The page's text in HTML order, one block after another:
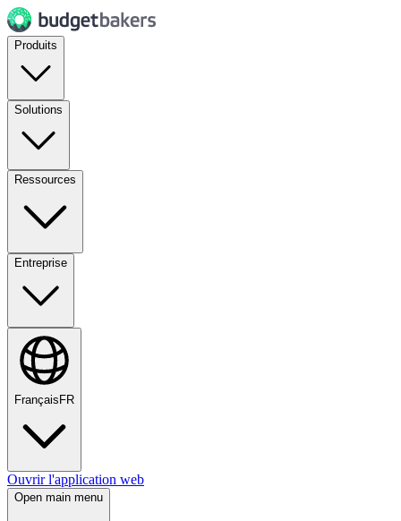
Produits
Solutions
Ressources
Entreprise
Français FR
Ouvrir l'application web
Open main menu